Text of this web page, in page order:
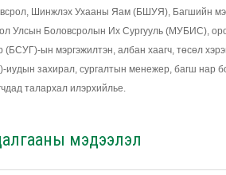
Шинжлэх Ухааны Яам (БШУЯ), Багшийн
Улсын Боловсролын Их Сургууль (МУБИС),
(БСУГ)-ын мэргэжилтэн, албан хаагч, төсөл
иудын захирал, сургалтын менежер, багш нар
талархал илэрхийлье.
мэдээлэл